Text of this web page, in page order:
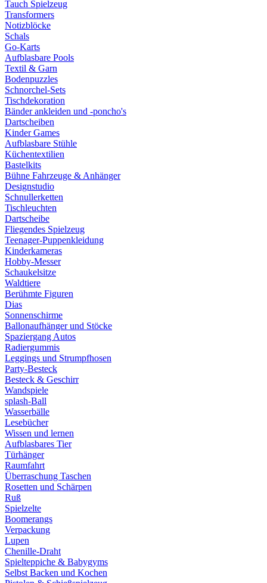
Tauch Spielzeug
Transformers
Notizblöcke
Schals
Go-Karts
Aufblasbare Pools
Textil & Garn
Bodenpuzzles
Schnorchel-Sets
Tischdekoration
Bänder ankleiden und -poncho's
Dartscheiben
Kinder Games
Aufblasbare Stühle
Küchentextilien
Bastelkits
Bühne Fahrzeuge & Anhänger
Designstudio
Schnullerketten
Tischleuchten
Dartscheibe
Fliegendes Spielzeug
Teenager-Puppenkleidung
Kinderkameras
Hobby-Messer
Schaukelsitze
Waldtiere
Berühmte Figuren
Dias
Sonnenschirme
Ballonaufhänger und Stöcke
Spaziergang Autos
Radiergummis
Leggings und Strumpfhosen
Party-Besteck
Besteck & Geschirr
Wandspiele
splash-Ball
Wasserbälle
Lesebücher
Wissen und lernen
Aufblasbares Tier
Türhänger
Raumfahrt
Überraschung Taschen
Rosetten und Schärpen
Ruß
Spielzelte
Boomerangs
Verpackung
Lupen
Chenille-Draht
Spielteppiche & Babygyms
Selbst Backen und Kochen